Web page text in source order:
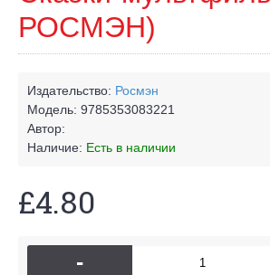
РОСМЭН)
Издательство: Росмэн
Модель: 9785353083221
Автор:
Наличие: Есть в наличии
£4.80
-